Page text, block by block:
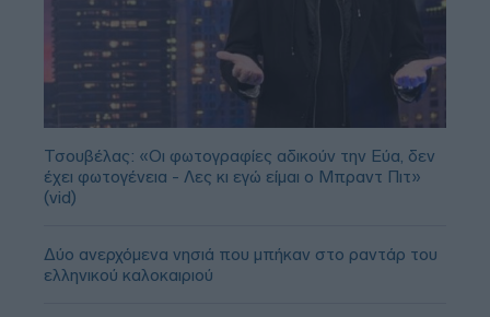
Τσουβέλας: «Οι φωτογραφίες αδικούν την Εύα, δεν
έχει φωτογένεια - Λες κι εγώ είμαι ο Μπραντ Πιτ»
(vid)
Δύο ανερχόμενα νησιά που μπήκαν στο ραντάρ του
ελληνικού καλοκαιριού